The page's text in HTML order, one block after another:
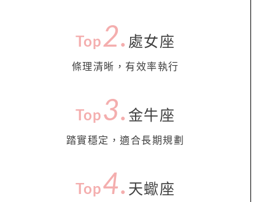
Top2. 處女座
條理清晰，有效率執行
Top 3. 金牛座
踏實穩定，適合長期規劃
Top4. 天蠍座